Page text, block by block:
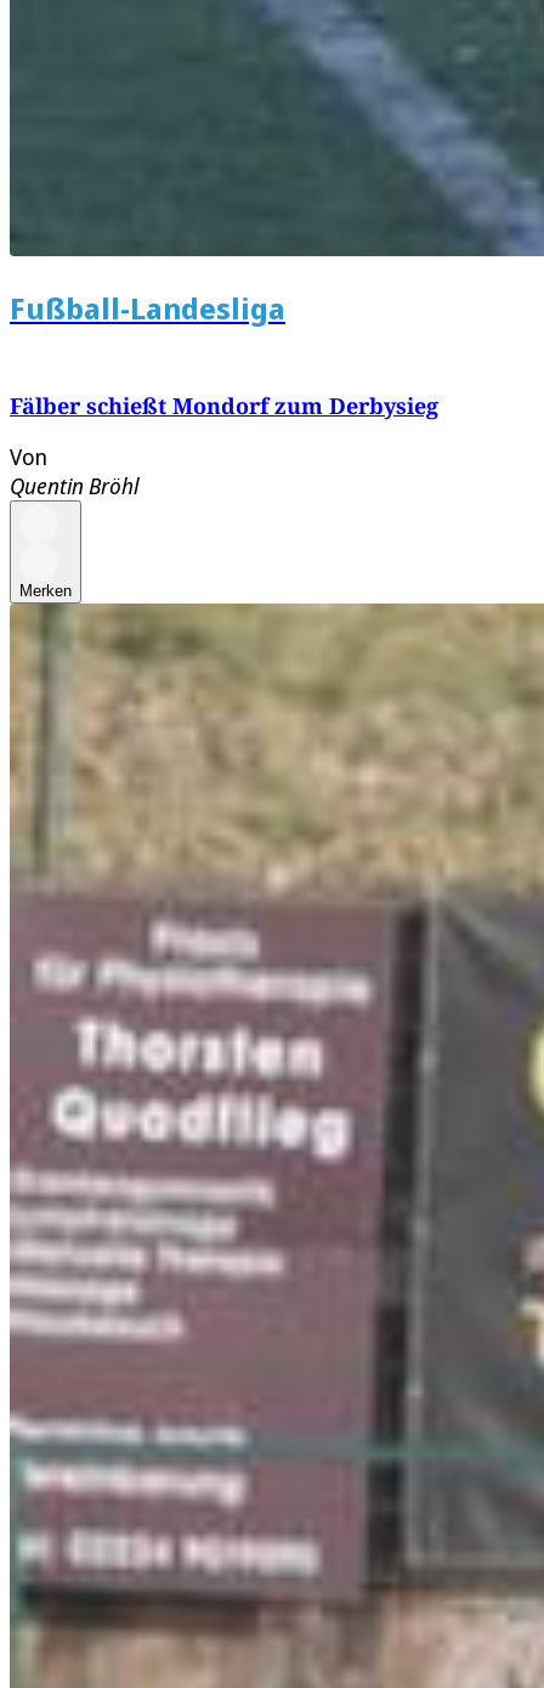
Fußball-Landesliga
Fälber schießt Mondorf zum Derbysieg
Von
Quentin Bröhl
Merken